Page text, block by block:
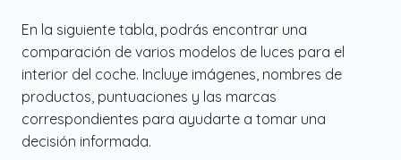
iluminación clara, estable y agradable para
el habitáculo o zonas estrechas del interior.
✔️ Encendido táctil inmediato: el sensor táctil
de alta precisión permite activar la luz con un
simple toque, iluminando zonas oscuras del
coche al instante. ideal para crear un
En la siguiente tabla, podrás encontrar una
comparación de varios modelos de luces para el
interior del coche. Incluye imágenes, nombres de
productos, puntuaciones y las marcas
correspondientes para ayudarte a tomar una
decisión informada.